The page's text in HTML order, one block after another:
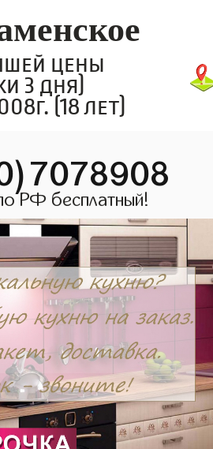
цены
3 дня)
(18 лет)
РФ бесплатный!